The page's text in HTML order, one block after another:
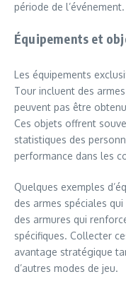
période de l’événement.
Équipements et
Les équipements
Tour incluent des
peuvent pas être
Ces objets offrent
statistiques des
performance dans les
Quelques exemples
des armes spéciales
des armures qui
spécifiques. Collecter
avantage stratégique
d’autres modes de jeu.